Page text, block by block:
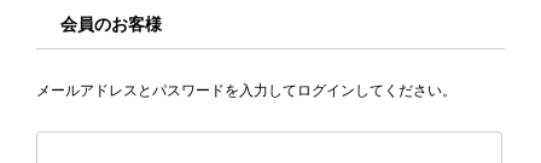
会員のお客様
メールアドレスとパスワードを入力してログインしてください。